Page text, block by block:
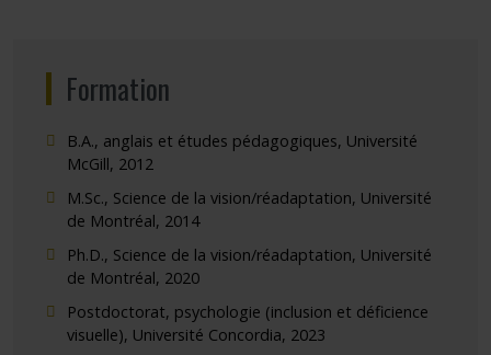
Formation
B.A., anglais et études pédagogiques, Université
McGill, 2012
M.Sc., Science de la vision/réadaptation, Université
de Montréal, 2014
Ph.D., Science de la vision/réadaptation, Université
de Montréal, 2020
Postdoctorat, psychologie (inclusion et déficience
visuelle), Université Concordia, 2023